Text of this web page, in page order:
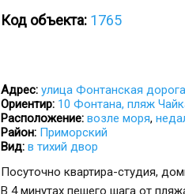
Код объекта: 1765
Адрес: улица Фонтанская дорога
Ориентир: 10 Фонтана, пляж
Расположение: возле моря,
Район: Приморский
Вид: в тихий двор
Посуточно квартира-студия,
В 4 минутах пешего шага от